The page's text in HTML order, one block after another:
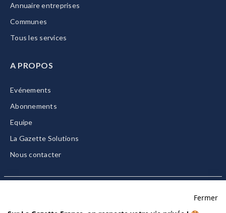
Annuaire entreprises
Communes
Tous les services
A PROPOS
Evénements
Abonnements
Equipe
La Gazette Solutions
Nous contacter
Fermer